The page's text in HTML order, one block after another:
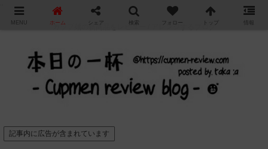
カップ麺の新商品をレビュー / アレンジするブログ
記事内に広告が含まれています
MENU ホーム シェア 検索 フォロー トップ 情報